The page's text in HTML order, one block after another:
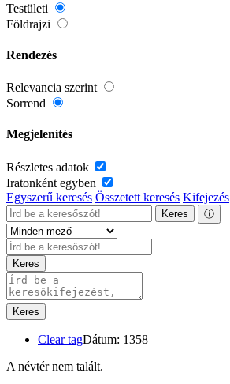
Testületi
Földrajzi
Rendezés
Relevancia szerint
Sorrend
Megjelenítés
Részletes adatok
Iratonként egyben
Egyszerű keresés Összetett keresés Kifejezés
Keres ⓘ
Keres
Keres
Clear tagDátum: 1358
A névtér nem talált.